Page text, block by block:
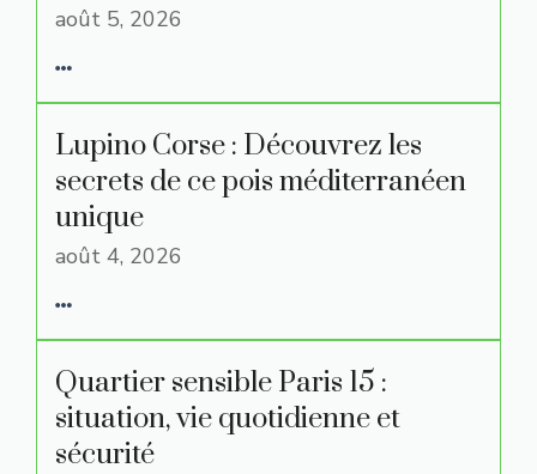
août 5, 2026
Lupino Corse : Découvrez les
secrets de ce pois méditerranéen
unique
août 4, 2026
Quartier sensible Paris 15 :
situation, vie quotidienne et
sécurité